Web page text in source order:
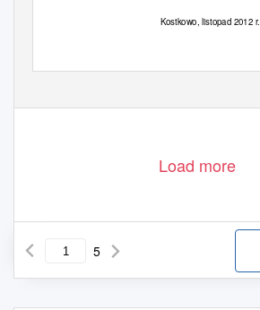
Kostkowo, listopad 2012 r.
Load more
5